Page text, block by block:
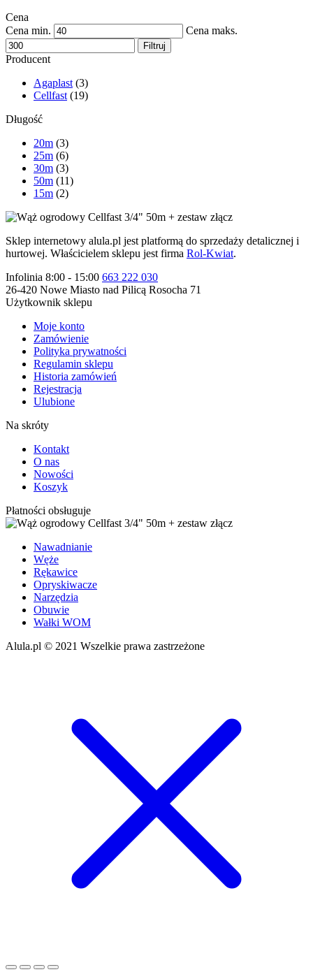
Cena
Cena min.
Cena maks.
Filtruj
Producent
Agaplast (3)
Cellfast (19)
Długość
20m (3)
25m (6)
30m (3)
50m (11)
15m (2)
Sklep internetowy alula.pl jest platformą do sprzedaży detalicznej i
hurtowej. Właścicielem sklepu jest firma Rol-Kwiat.
Infolinia 8:00 - 15:00 663 222 030
26-420 Nowe Miasto nad Pilicą Rosocha 71
Użytkownik sklepu
Moje konto
Zamówienie
Polityka prywatności
Regulamin sklepu
Historia zamówień
Rejestracja
Ulubione
Na skróty
Kontakt
O nas
Nowości
Koszyk
Płatności obsługuje
Nawadnianie
Węże
Rękawice
Opryskiwacze
Narzędzia
Obuwie
Wałki WOM
Alula.pl © 2021 Wszelkie prawa zastrzeżone